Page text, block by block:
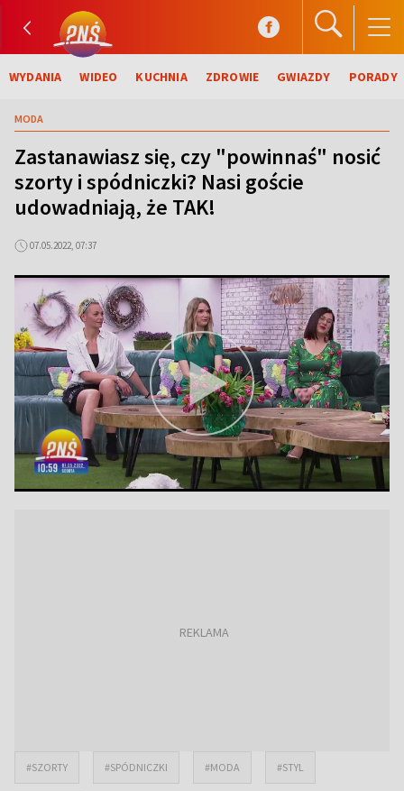
WYDANIA WIDEO KUCHNIA ZDROWIE GWIAZDY PORADY
MODA
Zastanawiasz się, czy "powinnaś" nosić
szorty i spódniczki? Nasi goście
udowadniają, że TAK!
07.05.2022, 07:37
#SZORTY #SPÓDNICZKI #MODA #STYL